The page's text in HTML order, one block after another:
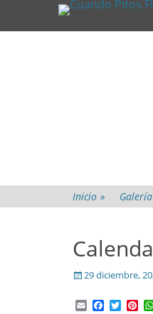
Skip
Primary
Inicio »
Posted
29 diciembre,
Email